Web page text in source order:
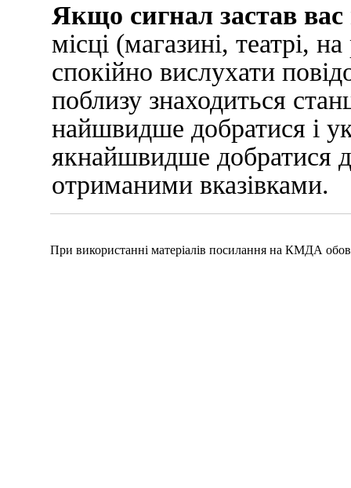
Якщо сигнал застав вас
місці (магазині, театрі,
спокійно вислухати
поблизу знаходиться
найшвидше добратися і
якнайшвидше добратися
отриманими вказівками.
При використанні матеріалів посилання на КМДА